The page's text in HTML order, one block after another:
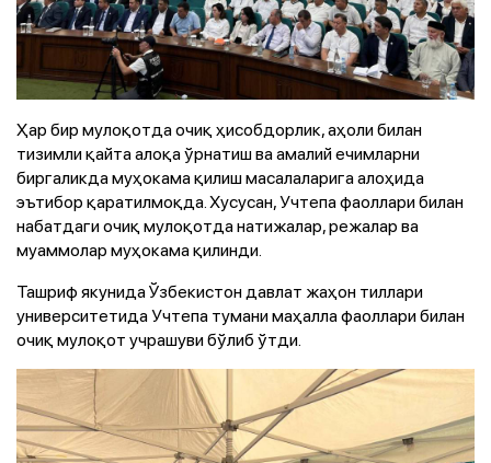
Ҳар бир мулоқотда очиқ ҳисобдорлик, аҳоли билан
тизимли қайта алоқа ўрнатиш ва амалий ечимларни
биргаликда муҳокама қилиш масалаларига алоҳида
эътибор қаратилмоқда. Хусусан, Учтепа фаоллари билан
набатдаги очиқ мулоқотда натижалар, режалар ва
муаммолар муҳокама қилинди.
Ташриф якунида Ўзбекистон давлат жаҳон тиллари
университетида Учтепа тумани маҳалла фаоллари билан
очиқ мулоқот учрашуви бўлиб ўтди.